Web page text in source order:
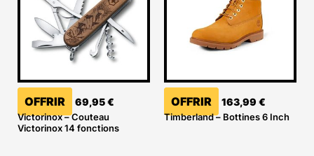
OFFRIR 69,95€
Victorinox – Couteau
Victorinox 14 fonctions
OFFRIR 163,99 €
Timberland – Bottines 6 Inch